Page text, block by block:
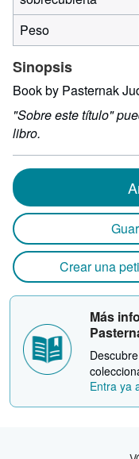
Peso
Sinopsis
Book by Pasternak
"Sobre este título"
libro.
Crear una
Más
Entra ya